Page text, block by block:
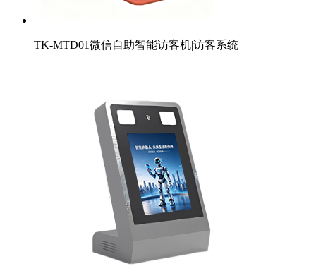
TK-MTD01微信自助智能访客机|访客系统